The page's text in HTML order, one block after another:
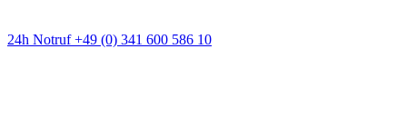
24h Notruf +49 (0) 341 600 586 10